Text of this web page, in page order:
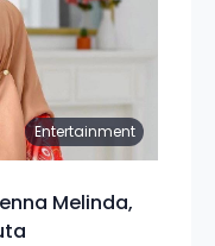
Entertainment
Melinda,